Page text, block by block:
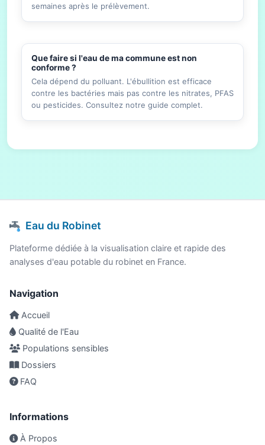
semaines après le prélèvement.
Que faire si l'eau de ma commune est non
conforme ?
Cela dépend du polluant. L'ébullition est efficace
contre les bactéries mais pas contre les nitrates, PFAS
ou pesticides. Consultez notre guide complet.
Eau du Robinet
Plateforme dédiée à la visualisation claire et rapide des
analyses d'eau potable du robinet en France.
Navigation
Accueil
Qualité de l'Eau
Populations sensibles
Dossiers
FAQ
Informations
À Propos